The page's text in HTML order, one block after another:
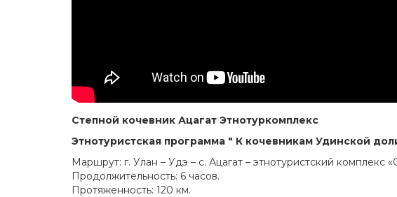
Степной кочевник Ацагат Этнотуркомплекс
Этнотуристская программа " К кочевникам Удинской
Маршрут: г. Улан – Удэ – с. Ацагат – этнотуристский комплекс
Продолжительность: 6 часов.
Протяженность: 120 км.